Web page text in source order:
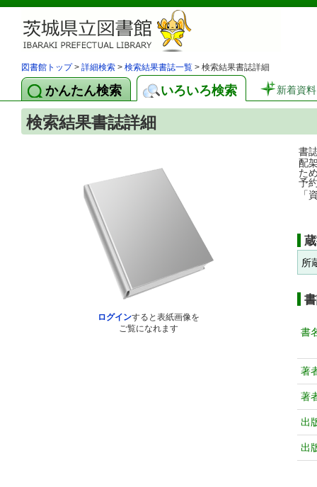
図書館トップ> 詳細検索 > 検索結果書誌一覧 > 検索結果書誌詳細
かんたん検索 いろいろ検索 新着資料
検索結果書誌詳細
ログインすると表紙画像を
ご覧になれます
書
配
た
予
「
所
書
著
著
出
出